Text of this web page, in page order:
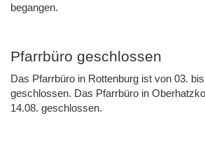
begangen.
Pfarrbüro geschlossen
Das Pfarrbüro in Rottenburg ist von 03.
geschlossen. Das Pfarrbüro in
14.08. geschlossen.